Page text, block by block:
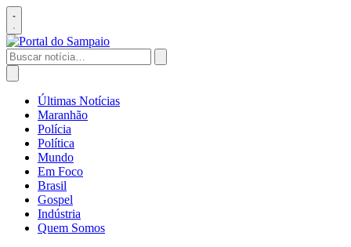
Pular
para
o
conteúdo
Abrir
menu
Buscar
por:
Abrir
buscaÚltimas Notícias
Maranhão
Polícia
Política
Mundo
Em Foco
Brasil
Gospel
Indústria
Quem Somos